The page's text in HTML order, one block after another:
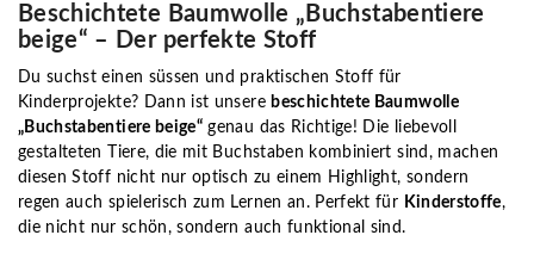
Beschichtete Baumwolle „Buchstabentiere
beige“ – Der perfekte Stoff
Du suchst einen süssen und praktischen Stoff für
Kinderprojekte? Dann ist unsere beschichtete Baumwolle
„Buchstabentiere beige“ genau das Richtige! Die liebevoll
gestalteten Tiere, die mit Buchstaben kombiniert sind, machen
diesen Stoff nicht nur optisch zu einem Highlight, sondern
regen auch spielerisch zum Lernen an. Perfekt für Kinderstoffe,
die nicht nur schön, sondern auch funktional sind.